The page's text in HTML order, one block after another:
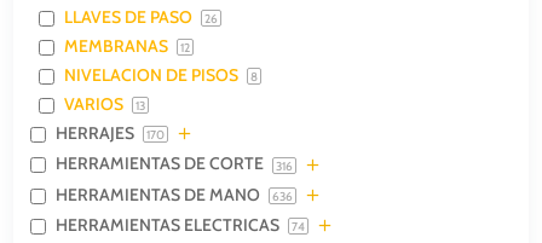
LLAVES DE PASO 26
MEMBRANAS 12
NIVELACION DE PISOS 8
VARIOS 13
HERRAJES 170
HERRAMIENTAS DE CORTE 316
HERRAMIENTAS DE MANO 636
HERRAMIENTAS ELECTRICAS 74